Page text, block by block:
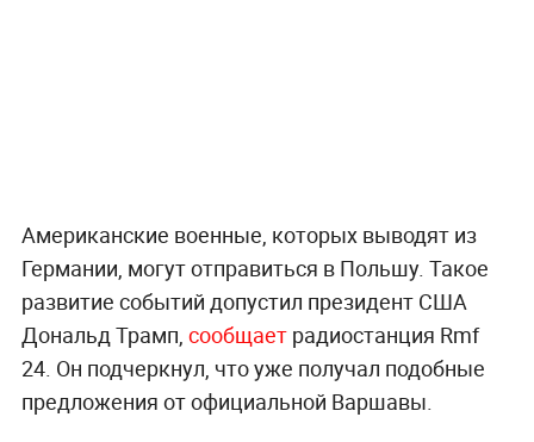
Американские военные, которых выводят из
Германии, могут отправиться в Польшу. Такое
развитие событий допустил президент США
Дональд Трамп, сообщаетрадиостанция Rmf
24. Он подчеркнул, что уже получал подобные
предложения от официальной Варшавы.